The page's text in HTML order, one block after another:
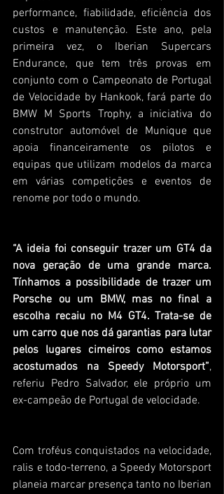
performance, fiabilidade, eficiência dos
custos e manutenção. Este ano, pela
primeira vez, o Iberian Supercars
Endurance, que tem três provas em
conjunto com o Campeonato de Portugal
de Velocidade by Hankook, fará parte do
BMW M Sports Trophy, a iniciativa do
construtor automóvel de Munique que
apoia financeiramente os pilotos e
equipas que utilizam modelos da marca
em várias competições e eventos de
renome por todo o mundo.
“A ideia foi conseguir trazer um GT4 da
nova geração de uma grande marca.
Tínhamos a possibilidade de trazer um
Porsche ou um BMW, mas no final a
escolha recaiu no M4 GT4. Trata-se de
um carro que nos dá garantias para lutar
pelos lugares cimeiros como estamos
acostumados na Speedy Motorsport”,
referiu Pedro Salvador, ele próprio um
ex-campeão de Portugal de velocidade.
Com troféus conquistados na velocidade,
ralis e todo-terreno, a Speedy Motorsport
planeia marcar presença tanto no Iberian